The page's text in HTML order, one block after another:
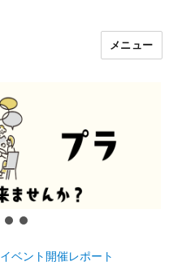
メニュー
イベント開催レポート